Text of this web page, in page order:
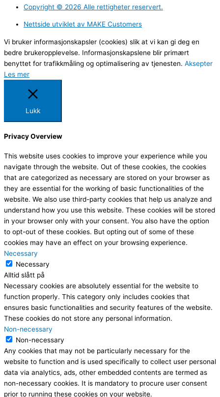
Copyright ©️ 2026 Alle rettigheter reservert.
Nettside utviklet av MAKE Customers
Vi bruker informasjonskapsler (cookies) slik at vi kan gi deg en
bedre brukeropplevelse. Informasjonskapslene blir primært
benyttet for trafikkmåling og optimalisering av tjenesten. Aksepter
Les mer
Lukk
Privacy Overview
This website uses cookies to improve your experience while you
navigate through the website. Out of these cookies, the cookies
that are categorized as necessary are stored on your browser as
they are essential for the working of basic functionalities of the
website. We also use third-party cookies that help us analyze and
understand how you use this website. These cookies will be stored
in your browser only with your consent. You also have the option
to opt-out of these cookies. But opting out of some of these
cookies may have an effect on your browsing experience.
Necessary
Necessary
Alltid slått på
Necessary cookies are absolutely essential for the website to
function properly. This category only includes cookies that
ensures basic functionalities and security features of the website.
These cookies do not store any personal information.
Non-necessary
Non-necessary
Any cookies that may not be particularly necessary for the
website to function and is used specifically to collect user personal
data via analytics, ads, other embedded contents are termed as
non-necessary cookies. It is mandatory to procure user consent
prior to running these cookies on your website.